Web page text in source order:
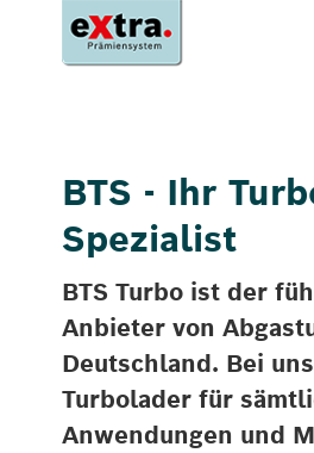
BTS - Ihr
Spezialist
BTS Turbo ist der
Anbieter von
Deutschland. Bei
Turbolader für
Anwendungen und